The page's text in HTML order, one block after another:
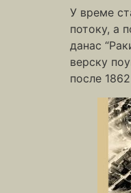
У време
потоку, а
данас
верску
после